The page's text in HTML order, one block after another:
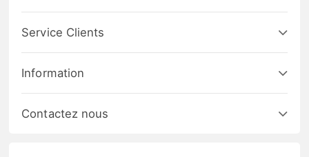
Service Clients
Information
Contactez nous